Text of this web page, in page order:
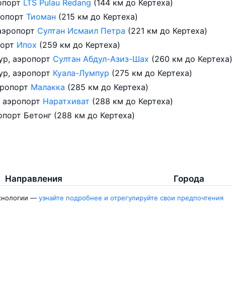
LTS Pulau Redang (144 км до Кертеха)
Тиоман (215 км до Кертеха)
Султан Исмаил Петра (221 км до Кертеха)
Ипох (259 км до Кертеха)
аэропорт Султан Абдул-Азиз-Шах (260 км до Кертеха)
аэропорт Куала-Лумпур (275 км до Кертеха)
Малакка (285 км до Кертеха)
аэропорт Наратхиват (288 км до Кертеха)
Бетонг (288 км до Кертеха)
Направления
Москва — Сочи
Города
Минск
— узнайте подробнее и отрегулируйте свои предпочтения